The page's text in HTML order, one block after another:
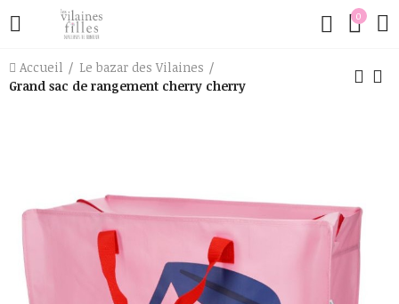
0
Accueil
Le bazar des Vilaines
Grand sac de rangement cherry cherry